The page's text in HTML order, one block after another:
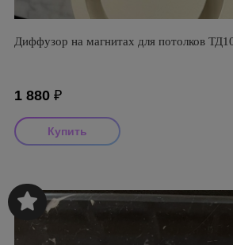
Диффузор на магнитах для потолков
1 880 ₽